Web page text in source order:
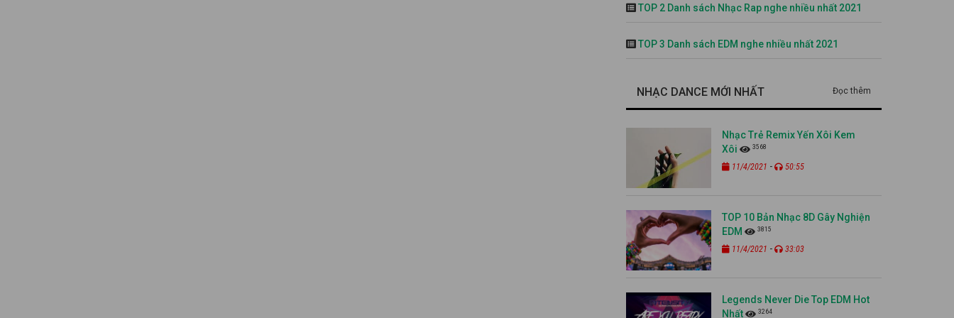
TOP 2 Danh sách Nhạc Rap nghe nhiều nhất 2021
TOP 3 Danh sách EDM nghe nhiều nhất 2021
NHẠC DANCE MỚI NHẤT Đọc thêm
Nhạc Trẻ Remix Yến Xôi Kem
Xôi
3568
11/4/2021 - 50:55
TOP 10 Bản Nhạc 8D Gây Nghiện
EDM
3815
11/4/2021 - 33:03
Legends Never Die Top EDM Hot
Nhất
3264